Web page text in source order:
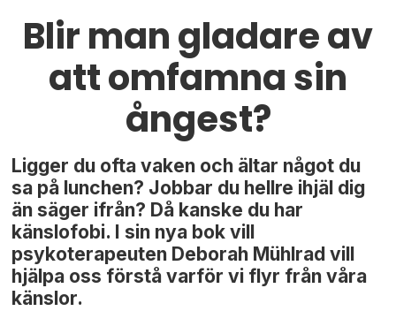
Blir man gladare av
att omfamna sin
ångest?
Ligger du ofta vaken och ältar något du
sa på lunchen? Jobbar du hellre ihjäl dig
än säger ifrån? Då kanske du har
känslofobi. I sin nya bok vill
psykoterapeuten Deborah Mühlrad vill
hjälpa oss förstå varför vi flyr från våra
känslor.